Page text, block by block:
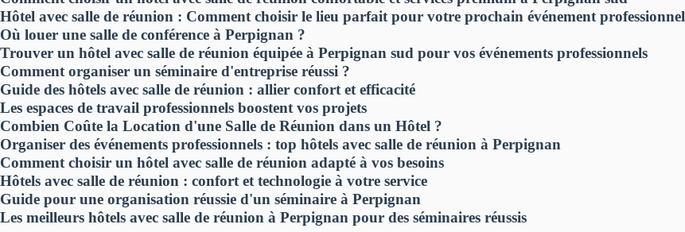
Hôtel avec salle de réunion : Comment choisir le lieu parfait pour votre prochain événement professionnel
Où louer une salle de conférence à Perpignan ?
Trouver un hôtel avec salle de réunion équipée à Perpignan sud pour vos événements professionnels
Comment organiser un séminaire d'entreprise réussi ?
Guide des hôtels avec salle de réunion : allier confort et efficacité
Les espaces de travail professionnels boostent vos projets
Combien Coûte la Location d'une Salle de Réunion dans un Hôtel ?
Organiser des événements professionnels : top hôtels avec salle de réunion à Perpignan
Comment choisir un hôtel avec salle de réunion adapté à vos besoins
Hôtels avec salle de réunion : confort et technologie à votre service
Guide pour une organisation réussie d'un séminaire à Perpignan
Les meilleurs hôtels avec salle de réunion à Perpignan pour des séminaires réussis